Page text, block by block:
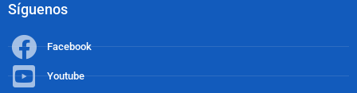
Síguenos
Facebook
Youtube